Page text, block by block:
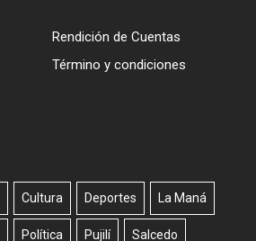
Rendición de Cuentas
Término y condiciones
Cultura Deportes La Maná
Política Pujilí Salcedo